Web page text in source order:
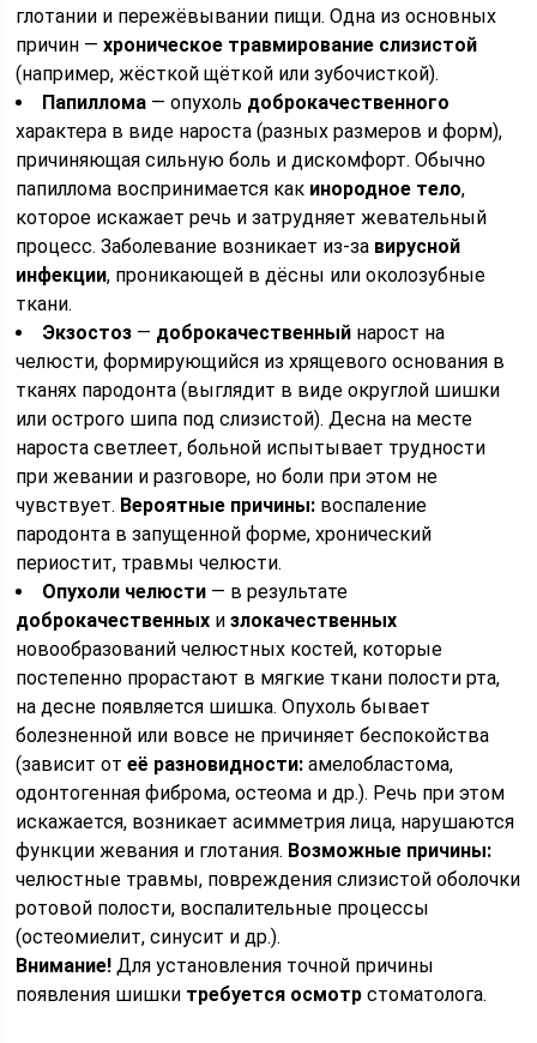
глотании и пережёвывании пищи. Одна из основных
причин —хроническое травмирование слизистой
(например, жёсткой щёткой или зубочисткой).
Папиллома — опухоль доброкачественного
характера в виде нароста (разных размеров и форм),
причиняющая сильную боль и дискомфорт. Обычно
папиллома воспринимается как инородное тело,
которое искажает речь и затрудняет жевательный
процесс. Заболевание возникает из-за вирусной
инфекции, проникающей в дёсны или околозубные
ткани.
Экзостоз — доброкачественный нарост на
челюсти, формирующийся из хрящевого основания в
тканях пародонта (выглядит в виде округлой шишки
или острого шипа под слизистой). Десна на месте
нароста светлеет, больной испытывает трудности
при жевании и разговоре, но боли при этом не
чувствует. Вероятные причины: воспаление
пародонта в запущенной форме, хронический
периостит, травмы челюсти.
Опухоли челюсти — в результате
доброкачественных излокачественных
новообразований челюстных костей, которые
постепенно прорастают в мягкие ткани полости рта,
на десне появляется шишка. Опухоль бывает
болезненной или вовсе не причиняет беспокойства
(зависит отеё разновидности: амелобластома,
одонтогенная фиброма, остеома и др.). Речь при этом
искажается, возникает асимметрия лица, нарушаются
функции жевания и глотания. Возможные причины:
челюстные травмы, повреждения слизистой оболочки
ротовой полости, воспалительные процессы
(остеомиелит, синусит и др.).
Внимание! Для установления точной причины
появления шишки требуется осмотр стоматолога.